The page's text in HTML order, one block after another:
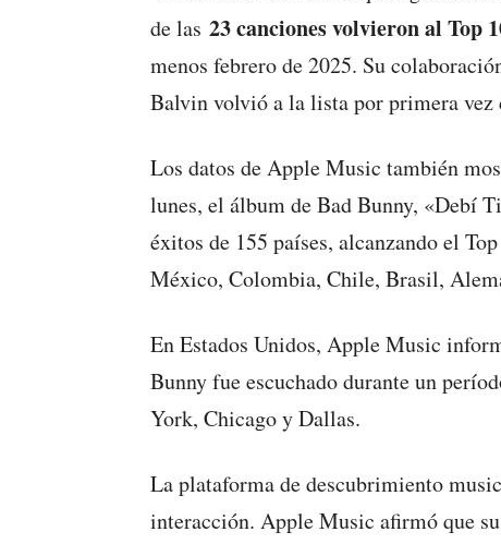
de las 23 canciones volvieron al Top
menos febrero de 2025. Su
Balvin volvió a la lista por primera vez
Los datos de Apple Music también
lunes, el álbum de Bad Bunny, «Debí
éxitos de 155 países, alcanzando el
México, Colombia, Chile, Brasil,
En Estados Unidos, Apple Music
Bunny fue escuchado durante un
York, Chicago y Dallas.
La plataforma de descubrimiento
interacción. Apple Music afirmó que